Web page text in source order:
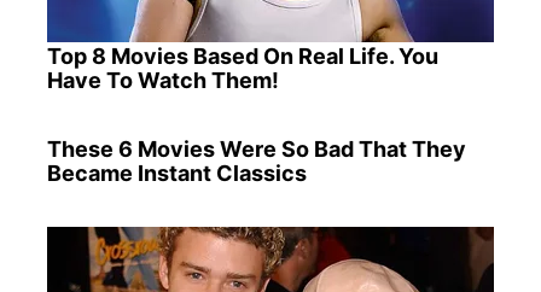
Top 8 Movies Based On Real Life. You
Have To Watch Them!
These 6 Movies Were So Bad That They
Became Instant Classics